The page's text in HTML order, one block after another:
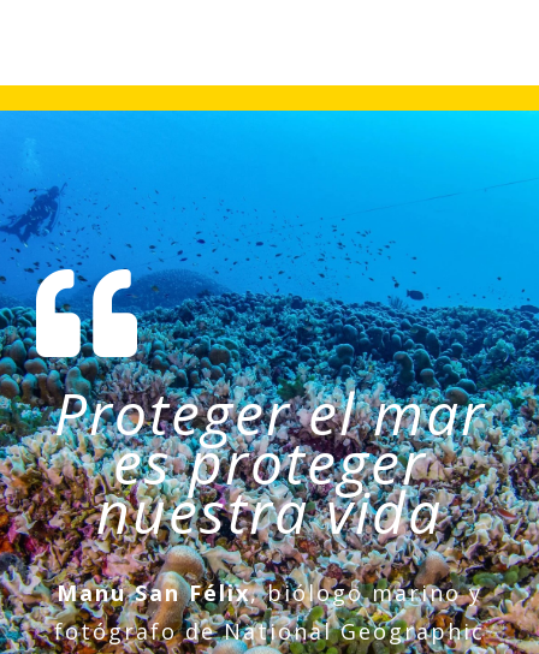
Proteger el mar
es proteger
nuestra vida
Manu San Félix,biólogo marino y
fotógrafo de National Geographic